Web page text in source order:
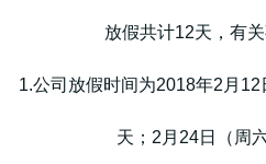
头部潮玩盲盒/谷子卡牌/
一番赏/魔力赏/福袋抽赏/
放假共计12天，有
1.公司放假时间为2018年2月
天；2月24日（周